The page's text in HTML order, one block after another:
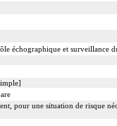
échographique et surveillance
pour une situation de risque